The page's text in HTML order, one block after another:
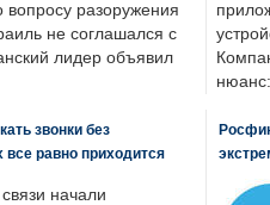
разоружения
не соглашался с
лидер объявил
звонки без
все равно приходится
начали